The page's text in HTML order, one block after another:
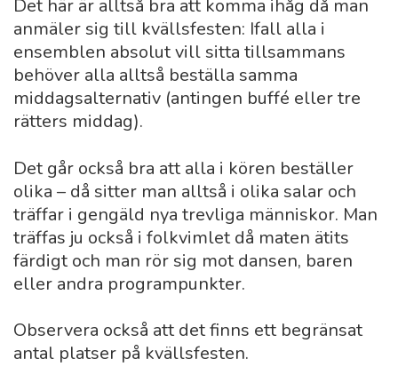
Det här är alltså bra att komma ihåg då man
anmäler sig till kvällsfesten: Ifall alla i
ensemblen absolut vill sitta tillsammans
behöver alla alltså beställa samma
middagsalternativ (antingen buffé eller tre
rätters middag).
Det går också bra att alla i kören beställer
olika – då sitter man alltså i olika salar och
träffar i gengäld nya trevliga människor. Man
träffas ju också i folkvimlet då maten ätits
färdigt och man rör sig mot dansen, baren
eller andra programpunkter.
Observera också att det finns ett begränsat
antal platser på kvällsfesten.